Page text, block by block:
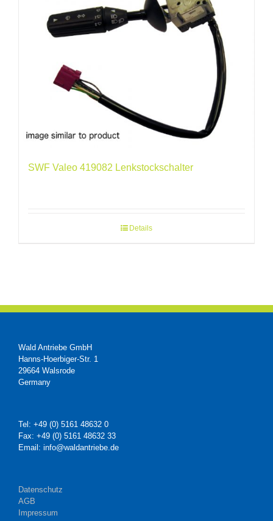
SWF Valeo 419082 Lenkstockschalter
Details
Wald Antriebe GmbH
Hanns-Hoerbiger-Str. 1
29664 Walsrode
Germany
Tel: +49 (0) 5161 48632 0
Fax: +49 (0) 5161 48632 33
Email: info@waldantriebe.de
Datenschutz
AGB
Impressum